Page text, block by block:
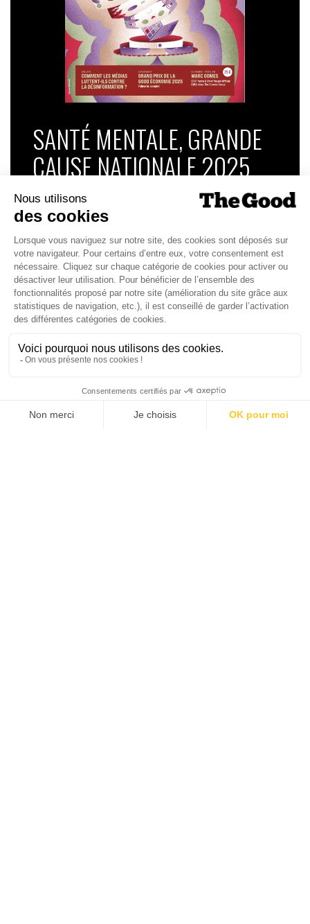
SANTÉ MENTALE, GRANDE
CAUSE NATIONALE 2025
Dans ce numéro, enquête : Comment les
médias luttent-ils contre la désinformation ? |
Palmarès complet du Grand Prix de la Good
Économie 2025 | La grande interview de Marc
Gomes, CEO France & Chief People Officer
EMEA chez The Adecco Group
J'ACHÈTE LE NUMÉRO
JE M'ABONNE 1 AN - 4 NUM.